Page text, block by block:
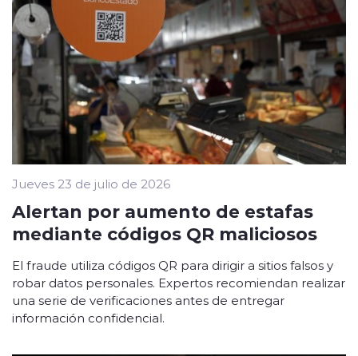
Jueves 23 de julio de 2026
Alertan por aumento de estafas
mediante códigos QR maliciosos
El fraude utiliza códigos QR para dirigir a sitios falsos y
robar datos personales. Expertos recomiendan realizar
una serie de verificaciones antes de entregar
información confidencial.